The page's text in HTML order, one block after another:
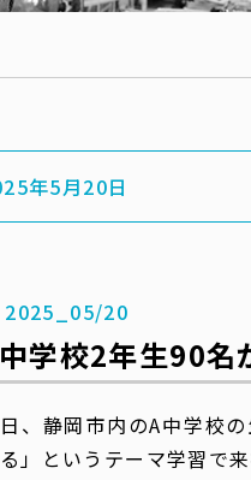
年5月20日
2025_05/20
学校2年生90名
、静岡市内のA中学校
」というテーマ学習で来